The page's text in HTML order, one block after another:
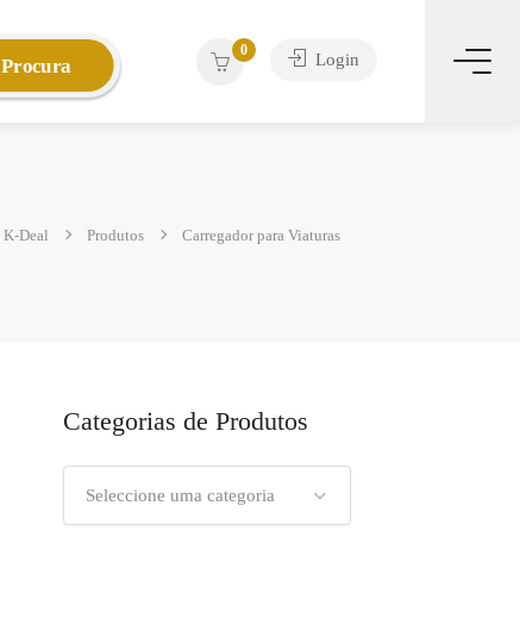
Procura
0 Login
K-Deal Produtos Carregador para Viaturas
Categorias de Produtos
Seleccione uma categoria